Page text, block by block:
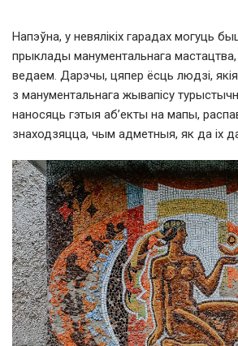
Напэўна, у невялікіх гарадах могуць
прыклады манументальнага мастацтва,
ведаем. Дарэчы, цяпер ёсць людзі,
з манументальнага жывапісу
наносяць гэтыя аб’екты на мапы,
знаходзяцца, чым адметныя, як да іх